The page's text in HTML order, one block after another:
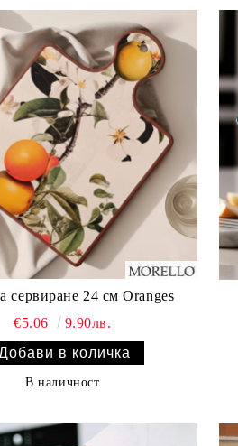
сервиране 24 см Oranges
€5.06
9.90лв.
В наличност